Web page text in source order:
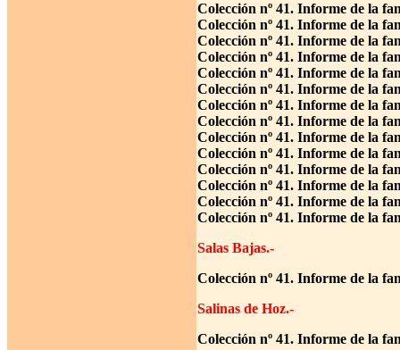
Colección nº 41. Informe de la
Colección nº 41. Informe de la
Colección nº 41. Informe de la
Colección nº 41. Informe de la
Colección nº 41. Informe de la
Colección nº 41. Informe de la
Colección nº 41. Informe de la
Colección nº 41. Informe de la
Colección nº 41. Informe de la
Colección nº 41. Informe de la
Colección nº 41. Informe de la
Colección nº 41. Informe de la
Colección nº 41. Informe de la
Colección nº 41. Informe de la
Salas Bajas.-
Colección nº 41. Informe de la
Salinas de Hoz.-
Colección nº 41. Informe de la